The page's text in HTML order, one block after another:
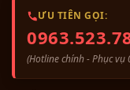
ƯU TIÊN GỌI:
(Hotline chính - Phục vụ